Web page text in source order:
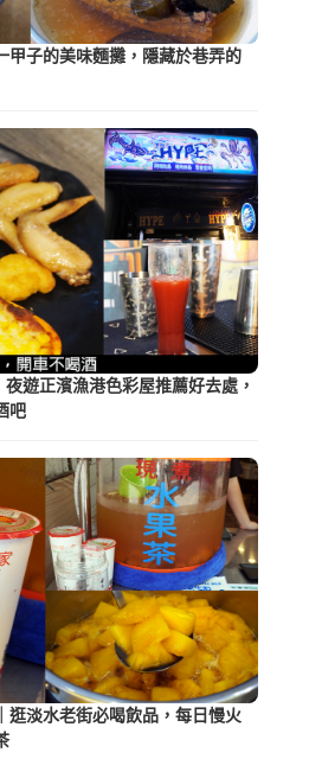
甲子的美味麵攤，隱藏於巷弄的
遊正濱漁港色彩屋推薦好去處，
吧
逛淡水老街必喝飲品，每日慢火